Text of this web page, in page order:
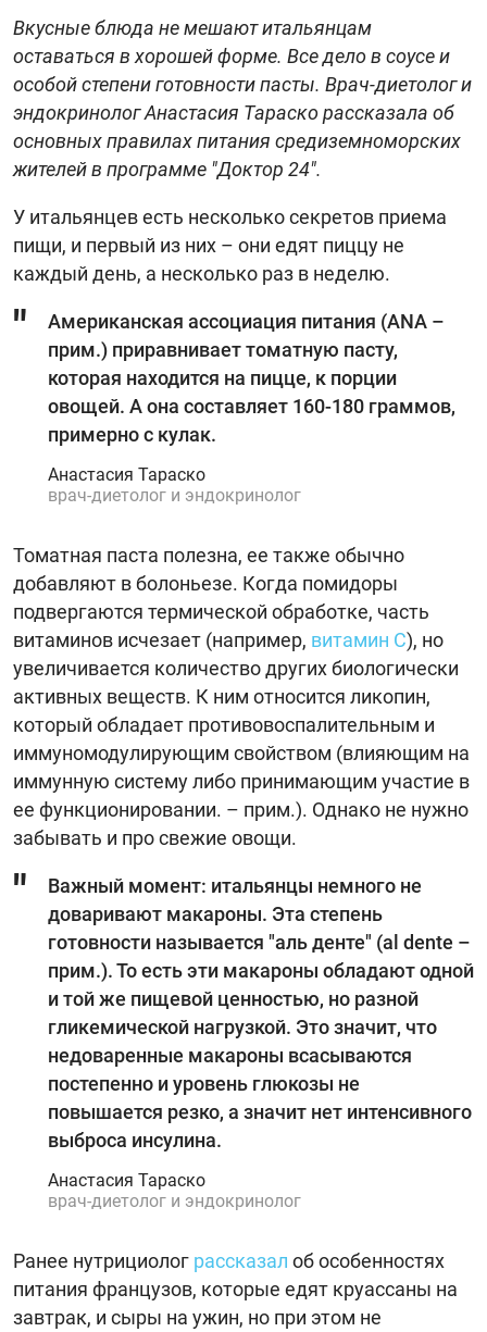
Вкусные блюда не мешают итальянцам
оставаться в хорошей форме. Все дело в соусе и
особой степени готовности пасты. Врач-диетолог и
эндокринолог Анастасия Тараско рассказала об
основных правилах питания средиземноморских
жителей в программе "Доктор 24".
У итальянцев есть несколько секретов приема
пищи, и первый из них – они едят пиццу не
каждый день, а несколько раз в неделю.
Американская ассоциация питания (ANA –
прим.) приравнивает томатную пасту,
которая находится на пицце, к порции
овощей. А она составляет 160-180 граммов,
примерно с кулак.
Анастасия Тараско
врач-диетолог и эндокринолог
Томатная паста полезна, ее также обычно
добавляют в болоньезе. Когда помидоры
подвергаются термической обработке, часть
витаминов исчезает (например, витамин С), но
увеличивается количество других биологически
активных веществ. К ним относится ликопин,
который обладает противовоспалительным и
иммуномодулирующим свойством (влияющим на
иммунную систему либо принимающим участие в
ее функционировании. – прим.). Однако не нужно
забывать и про свежие овощи.
Важный момент: итальянцы немного не
доваривают макароны. Эта степень
готовности называется "аль денте" (al dente –
прим.). То есть эти макароны обладают одной
и той же пищевой ценностью, но разной
гликемической нагрузкой. Это значит, что
недоваренные макароны всасываются
постепенно и уровень глюкозы не
повышается резко, а значит нет интенсивного
выброса инсулина.
Анастасия Тараско
врач-диетолог и эндокринолог
Ранее нутрициолог рассказал об особенностях
питания французов, которые едят круассаны на
завтрак, и сыры на ужин, но при этом не